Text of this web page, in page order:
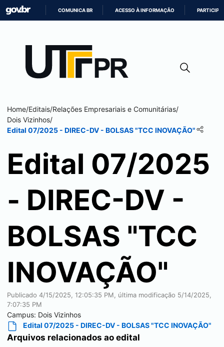
CONTEÚDO
COMUNICA BR ACESSO À INFORMAÇÃO PARTICIPE
Home/Editais/Relações Empresariais e Comunitárias/
Dois Vizinhos/
Edital 07/2025 - DIREC-DV - BOLSAS "TCC INOVAÇÃO"
Edital 07/2025
- DIREC-DV -
BOLSAS "TCC
INOVAÇÃO"
Publicado 4/15/2025, 12:05:35 PM , última modificação 5/14/2025,
7:07:35 PM
Campus: Dois Vizinhos
Edital 07/2025 - DIREC-DV - BOLSAS "TCC INOVAÇÃO"
Arquivos relacionados ao edital